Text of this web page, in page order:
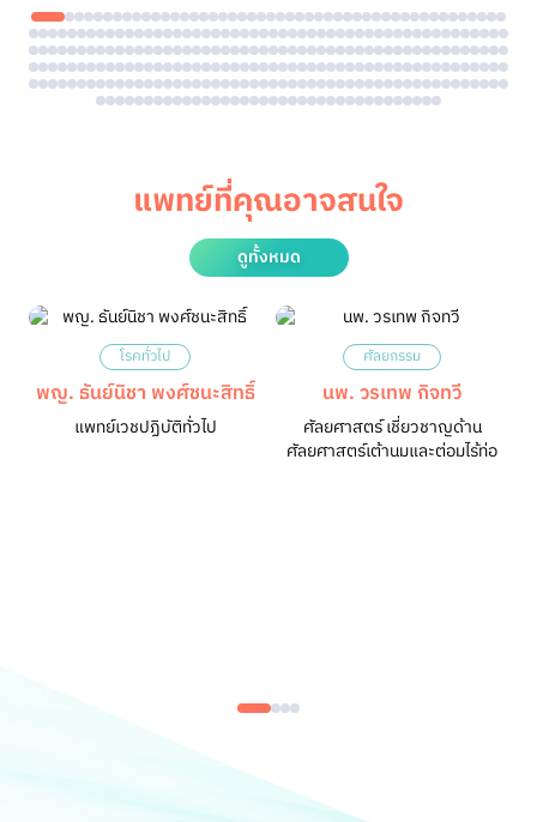
แพทย์ที่คุณอาจสนใจ
ดูทั้งหมด
โรคทั่วไป
พญ. ธันย์นิชา พงศ์ชนะสิทธิ์
แพทย์เวชปฏิบัติทั่วไป
ศัลยกรรม
นพ. วรเทพ กิจทวี
ศัลยศาสตร์ เชี่ยวชาญด้าน
ศัลยศาสตร์เต้านมและต่อมไร้ท่อ